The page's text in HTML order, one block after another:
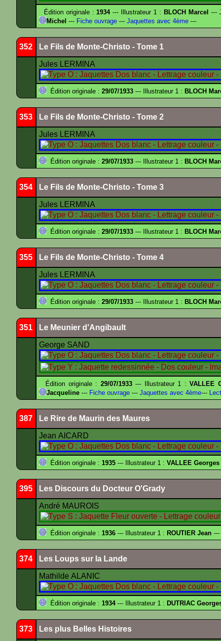
Édition originale :1934--- Illustrateur 1 : BLOCH Marcel ---
Michel --- Fiche ouvrage --- Jaquettes avec 4ème ---
352 Le Fils de Monte-Christo - Tome 1
Jules LERMINA
Édition originale : 29/07/1933 --- Illustrateur 1 : BLOCH
353 Le Fils de Monte-Christo - Tome 2
Jules LERMINA
Édition originale : 29/07/1933 --- Illustrateur 1 : BLOCH
354 Le Fils de Monte-Christo - Tome 3
Jules LERMINA
Édition originale : 29/07/1933 --- Illustrateur 1 : BLOCH
355 Le Fils de Monte-Christo - Tome 4
Jules LERMINA
Édition originale : 29/07/1933 --- Illustrateur 1 : BLOCH
351 Le Meunier d'Angibault
George SAND
Édition originale : 29/07/1933--- Illustrateur 1 :VALLEE
Jacqueline --- Fiche ouvrage --- Jaquettes avec 4ème---
387 Le Rire de Maurin des Maures
Jean AICARD
Édition originale : 1935 --- Illustrateur 1 : VALLEE Georges
395 Les Discours du Docteur O'Grady
André MAUROIS
Édition originale : 1936 --- Illustrateur 1 : ROUTIER Jean ---
374 Les Loups sur la Lande
Mathilde ALANIC
Édition originale : 1934--- Illustrateur 1 : DUTRIAC
373 Les plus Belles Histoires